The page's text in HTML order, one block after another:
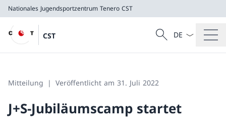
Nationales Jugendsportzentrum Tenero CST
CST
CST
Suche
Suche
Sprach
Mitteilung Veröffentlicht am 31. Juli 2022
J+S-Jubiläumscamp startet